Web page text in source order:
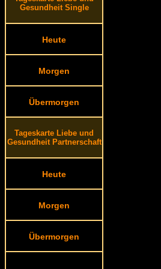
Gesundheit Single
Heute
Morgen
Übermorgen
Tageskarte Liebe und
Gesundheit Partnerschaft
Heute
Morgen
Übermorgen